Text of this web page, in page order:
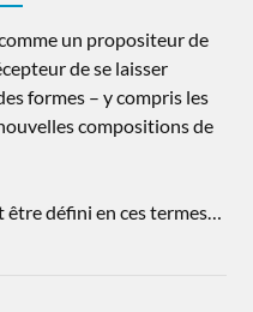
un propositeur de
de se laisser
formes – y compris les
compositions de
défini en ces termes…